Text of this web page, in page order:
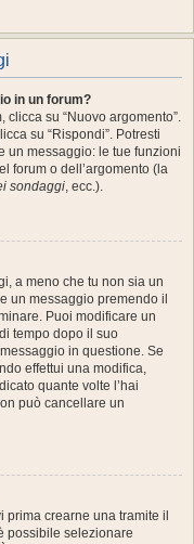
in un forum?
su “Nuovo argomento”.
su “Rispondi”. Potresti
un messaggio: le tue funzioni
forum o dell’argomento (la
sondaggi, ecc.).
a meno che tu non sia un
un messaggio premendo il
Puoi modificare un
tempo dopo il suo
in questione. Se
effettui una modifica,
quante volte l’hai
può cancellare un
crearne una tramite il
possibile selezionare